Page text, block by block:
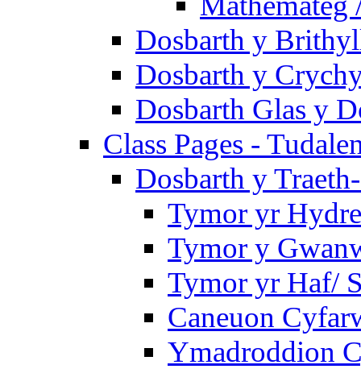
Dosbarth y
Dosbarth y
Dosbarth Glas y
Class Pages -
Dosbarth y
Tymor yr
Tymor y
Tymor yr Haf/
Caneuon
Ymadroddion